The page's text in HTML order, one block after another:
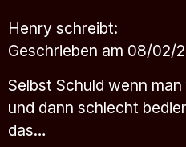
Henry schreibt:
Geschrieben am 08/02/
Selbst Schuld wenn
und dann schlecht
das…